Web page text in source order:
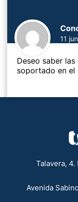
11
Deseo saber las
soportado en el
Talavera, 4.
Avenida